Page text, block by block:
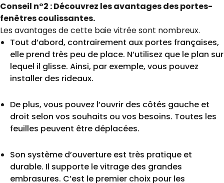
Conseil n°2 : Découvrez les avantages des portes-
fenêtres coulissantes.
Les avantages de cette baie vitrée sont nombreux.
Tout d’abord, contrairement aux portes françaises,
elle prend très peu de place. N’utilisez que le plan sur
lequel il glisse. Ainsi, par exemple, vous pouvez
installer des rideaux.
De plus, vous pouvez l’ouvrir des côtés gauche et
droit selon vos souhaits ou vos besoins. Toutes les
feuilles peuvent être déplacées.
Son système d’ouverture est très pratique et
durable. Il supporte le vitrage des grandes
embrasures. C’est le premier choix pour les